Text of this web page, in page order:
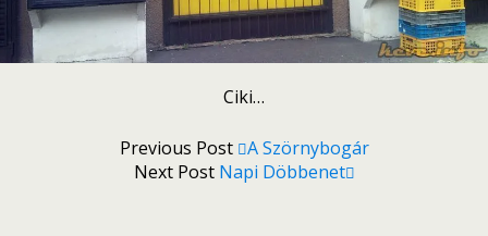
Ciki…
Previous Post A Szörnybogár
Next Post Napi Döbbenet